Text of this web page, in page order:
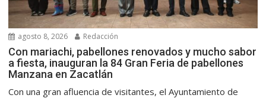
agosto 8, 2026 Redacción
Con mariachi, pabellones renovados y mucho sabor
a fiesta, inauguran la 84 Gran Feria de pabellones
Manzana en Zacatlán
Con una gran afluencia de visitantes, el Ayuntamiento de